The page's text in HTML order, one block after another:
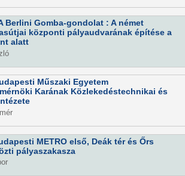
Berlini Gomba-gondolat : A német
központi pályaudvarának építése a
alatt
Műszaki Egyetem
Karának Közlekedéstechnikai és
METRO első, Deák tér és Őrs
pályaszakasza